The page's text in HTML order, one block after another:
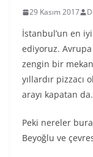
29 Kasım 2017
İstanbul’un en
ediyoruz.
zengin bir
yıllardır pizzacı
arayı kapatan da.
Peki nereler
Beyoğlu ve